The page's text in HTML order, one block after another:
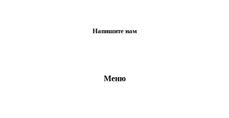
Напишите нам
Меню